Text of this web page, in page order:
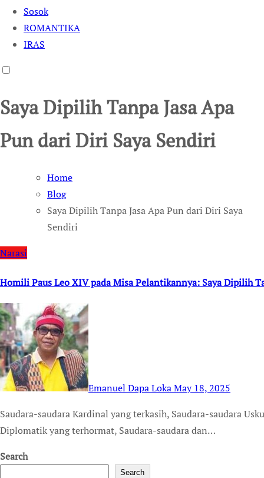
Sosok
ROMANTIKA
IRAS
Saya Dipilih Tanpa Jasa Apa
Pun dari Diri Saya Sendiri
Home
Blog
Saya Dipilih Tanpa Jasa Apa Pun dari Diri Saya
Sendiri
Narasi
Homili Paus Leo XIV pada Misa Pelantikannya: Saya Dipilih
Emanuel Dapa LokaMay 18, 2025
Saudara-saudara Kardinal yang terkasih, Saudara-saudara Uskup dan Imam, Para Pejabat dan Anggota Korps
Diplomatik yang terhormat, Saudara-saudara dan…
Search
Search